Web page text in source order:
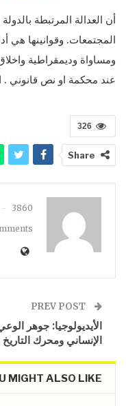
أن العدالة المرتبطة
المجتمعات. وقوانينها هي
ومساواة وديمقراطية
عند محكمة او نص قانوني .
326
Share
3860
الأيديولوجيا: جوهر
الإنساني ومحرك التاريخ
MIGHT ALSO LIKE